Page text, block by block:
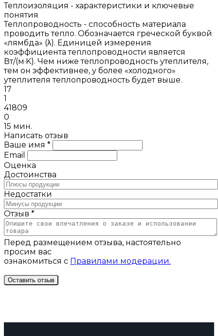
Теплоизоляция - характеристики и ключевые
понятия
Теплопроводность - способность материала
проводить тепло. Обозначается греческой буквой
«лямбда» (λ). Единицей измерения
коэффициента теплопроводности является
Вт/(м·K). Чем ниже теплопроводность утеплителя,
тем он эффективнее, у более «холодного»
утеплителя теплопроводность будет выше.
17
1
41809
0
15 мин.
Написать отзыв
Ваше имя *
Email
Оценка
Достоинства
Недостатки
Отзыв *
Перед размещением отзыва, настоятельно
просим вас
ознакомиться с Правилами модерации.